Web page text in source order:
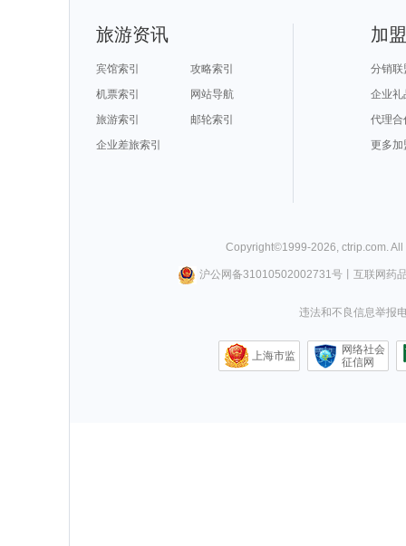
旅游资讯
宾馆索引
攻略索引
机票索引
网站导航
旅游索引
邮轮索引
企业差旅索引
加
分销联
企业礼
代理合
更多加
Copyright©1999-2026 ctrip.com .
沪公网备31010502002731号丨 互联网药
违法和不良信息举报
上海市监
网络社会
征信网